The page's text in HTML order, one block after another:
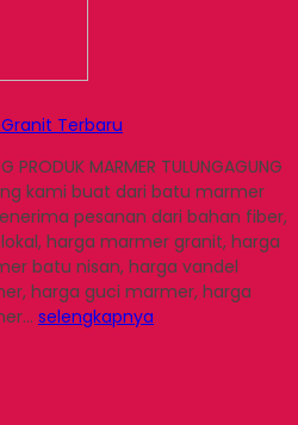
Terbaru
PRODUK MARMER TULUNGAGUNG
kami buat dari batu marmer
pesanan dari bahan fiber,
harga marmer granit, harga
batu nisan, harga vandel
harga guci marmer, harga
selengkapnya